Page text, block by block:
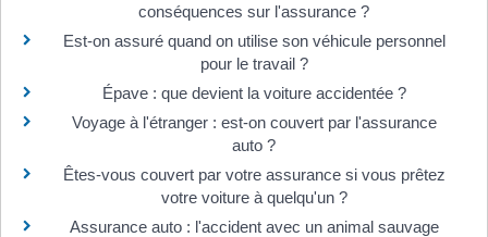
conséquences sur l'assurance ?
Est-on assuré quand on utilise son véhicule personnel
pour le travail ?
Épave : que devient la voiture accidentée ?
Voyage à l'étranger : est-on couvert par l'assurance
auto ?
Êtes-vous couvert par votre assurance si vous prêtez
votre voiture à quelqu'un ?
Assurance auto : l'accident avec un animal sauvage